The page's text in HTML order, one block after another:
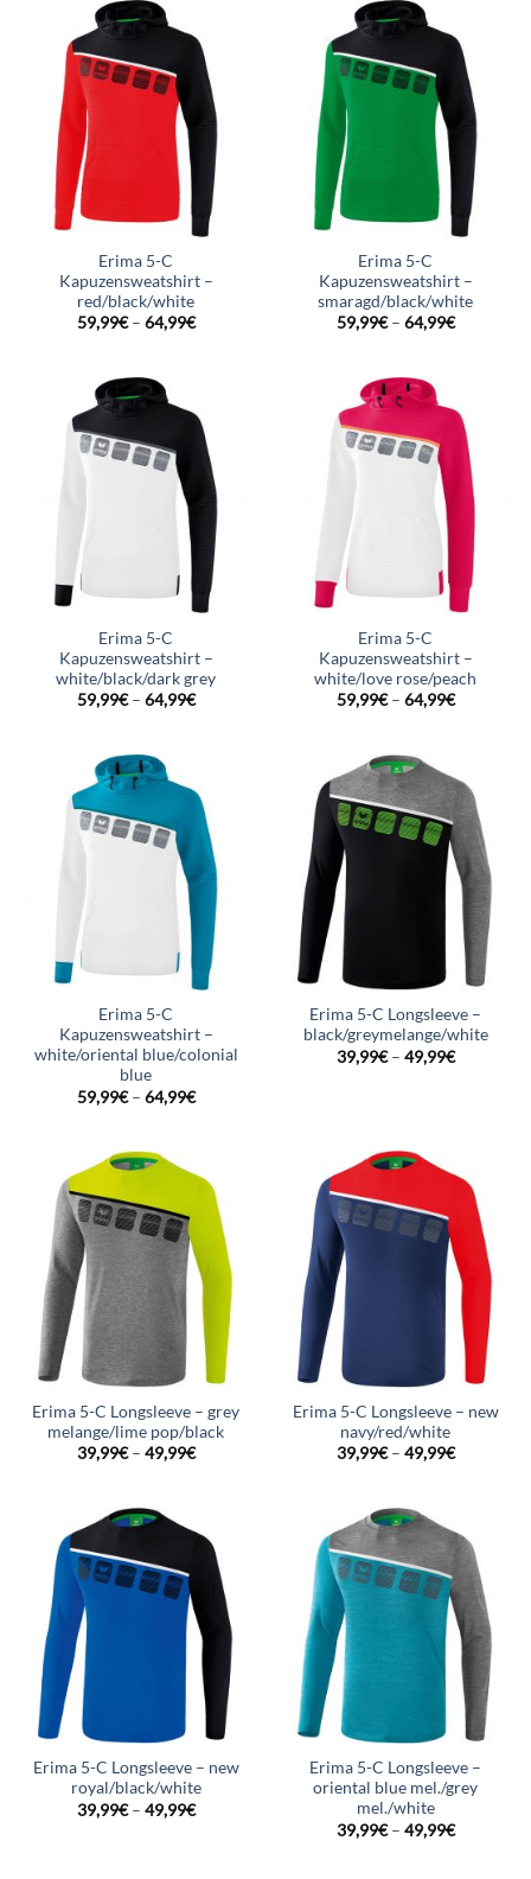
Erima 5-C
Kapuzensweatshirt –
red/black/white
59,99€– 64,99€
Erima 5-C
Kapuzensweatshirt –
smaragd/black/white
59,99€– 64,99€
Erima 5-C
Kapuzensweatshirt –
white/black/dark grey
59,99€– 64,99€
Erima 5-C
Kapuzensweatshirt –
white/love rose/peach
59,99€– 64,99€
Erima 5-C
Kapuzensweatshirt –
white/oriental blue/colonial
blue
59,99€– 64,99€
Erima 5-C Longsleeve –
black/greymelange/white
39,99€– 49,99€
Erima 5-C Longsleeve – grey
melange/lime pop/black
39,99€– 49,99€
Erima 5-C Longsleeve – new
navy/red/white
39,99€– 49,99€
Erima 5-C Longsleeve – new
royal/black/white
39,99€– 49,99€
Erima 5-C Longsleeve –
oriental blue mel./grey
mel./white
39,99€– 49,99€